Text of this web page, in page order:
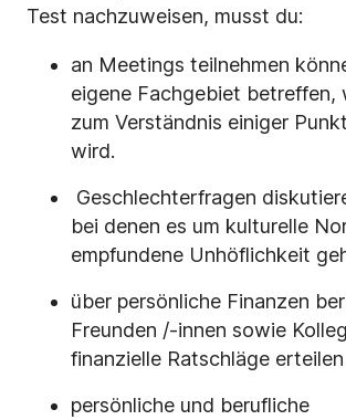
Test nachzuweisen, musst du:
an Meetings teilnehmen
eigene Fachgebiet betreffen,
zum Verständnis einiger
wird.
Geschlechterfragen
bei denen es um kulturelle
empfundene Unhöflichkeit
über persönliche Finanzen
Freunden /-innen sowie
finanzielle Ratschläge
persönliche und berufliche